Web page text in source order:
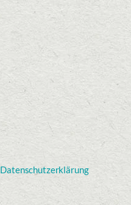
Datenschutzerklärung